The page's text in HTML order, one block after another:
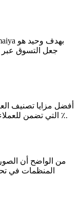
جعل التسوق عبر
التي تضمن للعملاء والعملاء استعادة ولاء المستهلك بنسبة 100 ٪.
من الواضح أن
المنظمات في